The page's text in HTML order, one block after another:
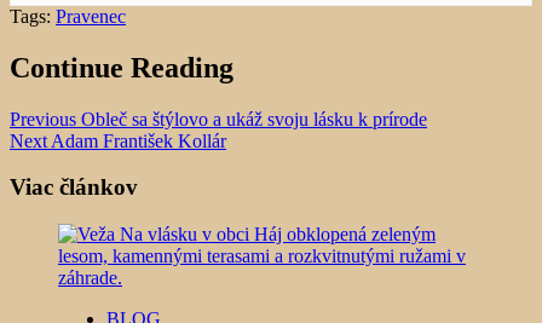
Tags: Pravenec
Continue Reading
Previous Obleč sa štýlovo a ukáž svoju lásku k prírode
Next Adam František Kollár
Viac článkov